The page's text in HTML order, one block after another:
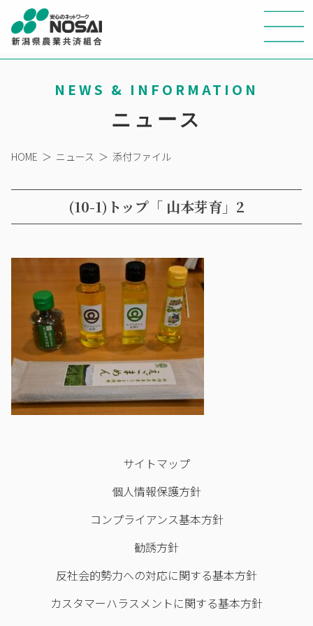
NEWS & INFORMATION
ニュース
HOME ＞ ニュース ＞ 添付ファイル
(10-1)トップ「 山本芽育」2
サイトマップ
個人情報保護方針
コンプライアンス基本方針
勧誘方針
反社会的勢力への対応に関する基本方針
カスタマーハラスメントに関する基本方針